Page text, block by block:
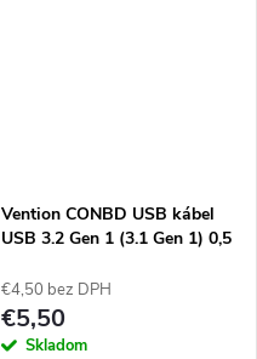
Vention CONBD USB kábel
USB 3.2 Gen 1 (3.1 Gen 1) 0,5
€4,50 bez DPH
€5,50
Skladom